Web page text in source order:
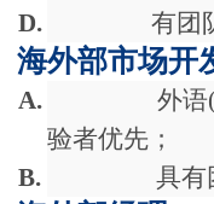
D.
有团
海外部市场开
A. 外语
验者优先；
B.
具有